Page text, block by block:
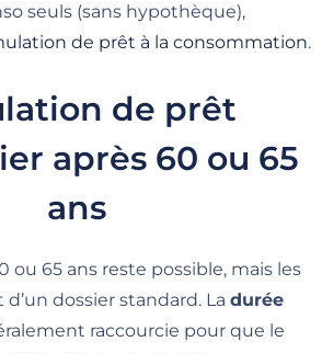
seuls (sans hypothèque),
de prêt à la consommation.
de prêt
après 60 ou 65
ans
ou 65 ans reste possible, mais les
dossier standard. La durée
raccourcie pour que le